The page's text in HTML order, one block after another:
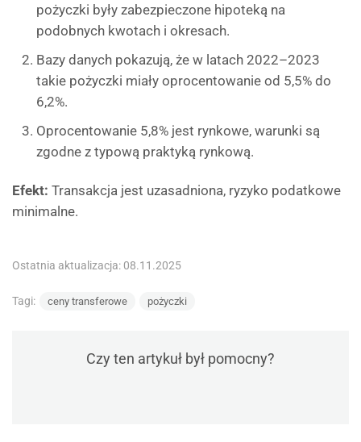
pożyczki były zabezpieczone hipoteką na
podobnych kwotach i okresach.
Bazy danych pokazują, że w latach 2022–2023
takie pożyczki miały oprocentowanie od 5,5% do
6,2%.
Oprocentowanie 5,8% jest rynkowe, warunki są
zgodne z typową praktyką rynkową.
Efekt: Transakcja jest uzasadniona, ryzyko podatkowe
minimalne.
Ostatnia aktualizacja: 08.11.2025
Tagi: ceny transferowe pożyczki
Czy ten artykuł był pomocny?